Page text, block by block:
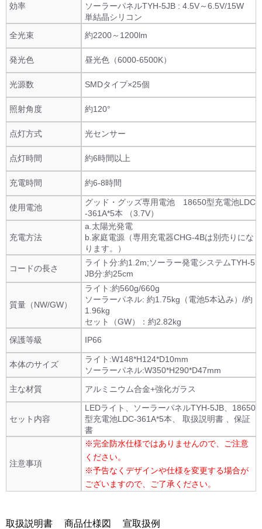
効率
ソーラーパネルTYH-5JB : 4.5V～6.5V/15W
単結晶シリコン
全光束
約2200～1200lm
発光色 昼光色（6000-6500K）
光源数 SMDタイプ×25個
照射角度 約120°
点灯方式 光センサー
点灯時間 約6時間以上
充電時間 約6-8時間
使用電池
グッド・グッズ専用電池 18650型充電池LDC
-361A*5本 （3.7V）
充電方法
a.太陽光発電
b.家庭電源（専用充電器CHG-4Bは別売りにな
ります。）
コードの長さ
ライト分:約1.2m;ソーラー発電システムTYH-5
JB分:約25cm
質量（NW/GW）
ライト:約560g/660g
ソーラーパネル: 約1.75kg（電池5本込み）/約
1.96kg
セット（GW）：約2.82kg
保護等級
IP66
本体のサイズ
ライト:W148*H124*D10mm
ソーラーパネル:W350*H290*D47mm
主な材質
アルミニウム合金+強化ガラス
セット内容
LEDライト、ソーラーパネルTYH-5JB、18650
型充電池LDC-361A*5本、 取扱説明書 、保証
書
注意事項
※完全防水仕様ではありませんので、ご注意
ください。
※予告なくデザインや仕様を変更する場合が
ございますので、ご了承ください。
取扱説明書
商品仕様図
宣取扱例